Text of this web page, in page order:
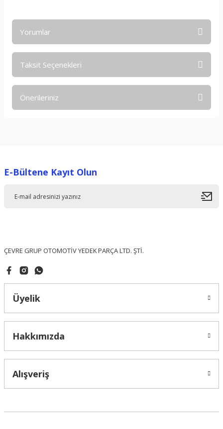
Yorumlar
Taksit Seçenekleri
Önerileriniz
Ürün resmi kalitesiz, bozuk veya görüntülenemiyor.
E-Bültene Kayıt Olun
ÇEVRE GRUP OTOMOTİV YEDEK PARÇA LTD. ŞTİ.
Üyelik
Hakkımızda
Alışveriş